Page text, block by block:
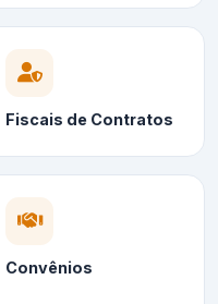
Fiscais de Contratos
Convênios